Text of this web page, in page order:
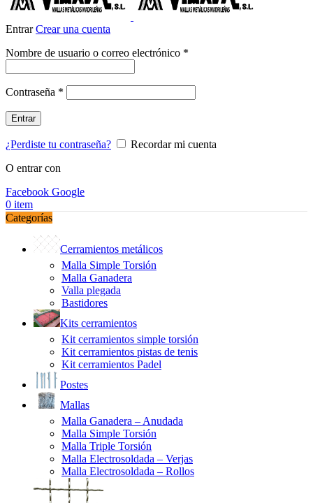
EntrarCrear una cuenta
Nombre de usuario o correo electrónico *
Contraseña *
Entrar
¿Perdiste tu contraseña?
Recordar mi cuenta
O entrar con
Facebook Google
0 item
Categorías
Cerramientos metálicos
Malla Simple Torsión
Malla Ganadera
Valla plegada
Bastidores
Kits cerramientos
Kit cerramientos simple torsión
Kit cerramientos pistas de tenis
Kit cerramientos Padel
Postes
Mallas
Malla Ganadera – Anudada
Malla Simple Torsión
Malla Triple Torsión
Malla Electrosoldada – Verjas
Malla Electrosoldada – Rollos